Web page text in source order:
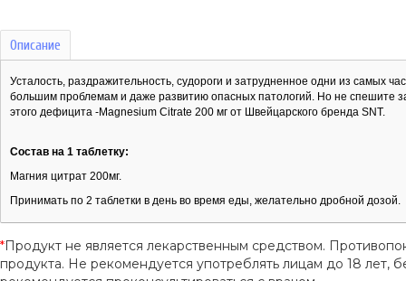
Описание
Усталость, раздражительность, судороги и затрудненное одни из самых
большим проблемам и даже развитию опасных патологий. Но не спешите
этого дефицита -Magnesium Citrate 200 мг от Швейцарского бренда SNT.
Состав на 1 таблетку:
Магния цитрат 200мг.
Принимать по 2 таблетки в день во время еды, желательно дробной дозой.
*Продукт не является лекарственным средством.
продукта. Не рекомендуется употреблять лицам до 18